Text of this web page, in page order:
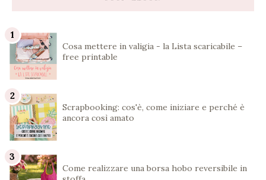
Cosa mettere in valigia - la Lista scaricabile –
free printable
Scrapbooking: cos'è, come iniziare e perché è
ancora così amato
Come realizzare una borsa hobo reversibile in